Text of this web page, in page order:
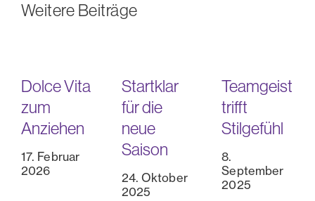
Weitere Beiträge
Dolce Vita
zum
Anziehen
17. Februar
2026
Startklar
für die
neue
Saison
24. Oktober
2025
Teamgeist
trifft
Stilgefühl
8.
September
2025